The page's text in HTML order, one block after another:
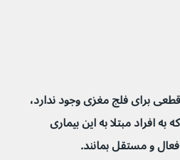
برای فلج مغزی وجود ندارد،
که به افراد مبتلا به این بیماری